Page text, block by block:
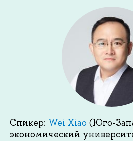
Спикер: Wei Xiao (Юго-
экономический